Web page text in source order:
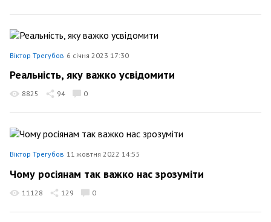
Віктор Трегубов 6 січня 2023 17:30
Реальність, яку важко усвідомити
8825 94 0
Віктор Трегубов 11 жовтня 2022 14:55
Чому росіянам так важко нас зрозуміти
11128 129 0